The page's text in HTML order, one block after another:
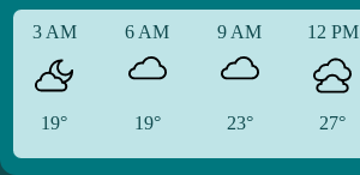
3 AM
19°
6 AM
19°
9 AM
23°
12 PM
27°